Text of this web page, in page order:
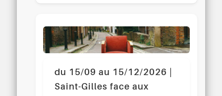
du 15/09 au 15/12/2026 |
Saint-Gilles face aux